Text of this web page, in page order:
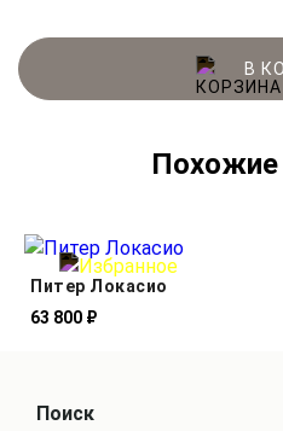
В
Питер Локасио
63 800 ₽
Поиск